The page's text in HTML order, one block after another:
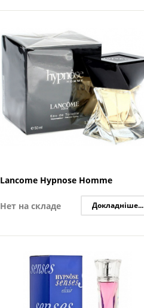
Lancome Hypnose Homme
Нет на складе Докладніше...